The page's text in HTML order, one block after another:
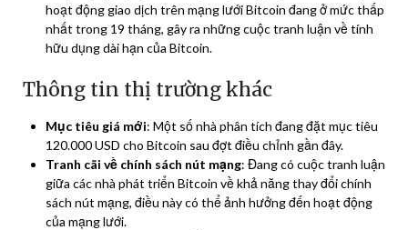
hoạt động giao dịch trên mạng lưới Bitcoin đang ở mức thấp
nhất trong 19 tháng, gây ra những cuộc tranh luận về tính
hữu dụng dài hạn của Bitcoin.
Thông tin thị trường khác
Mục tiêu giá mới: Một số nhà phân tích đang đặt mục tiêu
120.000 USD cho Bitcoin sau đợt điều chỉnh gần đây.
Tranh cãi về chính sách nút mạng: Đang có cuộc tranh luận
giữa các nhà phát triển Bitcoin về khả năng thay đổi chính
sách nút mạng, điều này có thể ảnh hưởng đến hoạt động
của mạng lưới.